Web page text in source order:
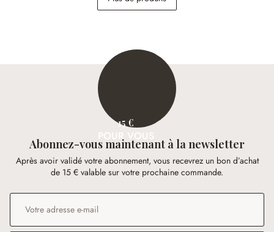
39,95 €
15 €
POUR VOUS
Abonnez-vous maintenant à la newsletter
Après avoir validé votre abonnement, vous recevrez un bon d’achat
de 15 € valable sur votre prochaine commande.
Adresse e-mail